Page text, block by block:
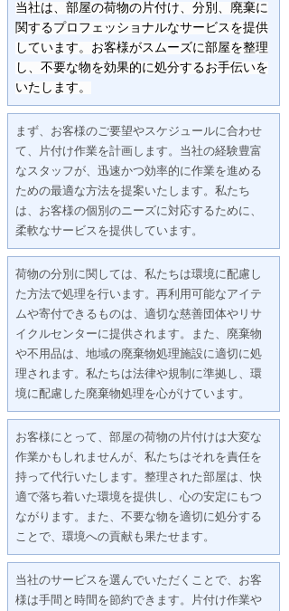
当社は、部屋の荷物の片付け、分別、廃棄に
関するプロフェッショナルなサービスを提供
しています。お客様がスムーズに部屋を整理
し、不要な物を効果的に処分するお手伝いを
いたします。
まず、お客様のご要望やスケジュールに合わせ
て、片付け作業を計画します。当社の経験豊富
なスタッフが、迅速かつ効率的に作業を進める
ための最適な方法を提案いたします。私たち
は、お客様の個別のニーズに対応するために、
柔軟なサービスを提供しています。
荷物の分別に関しては、私たちは環境に配慮し
た方法で処理を行います。再利用可能なアイテ
ムや寄付できるものは、適切な慈善団体やリサ
イクルセンターに提供されます。また、廃棄物
や不用品は、地域の廃棄物処理施設に適切に処
理されます。私たちは法律や規制に準拠し、環
境に配慮した廃棄物処理を心がけています。
お客様にとって、部屋の荷物の片付けは大変な
作業かもしれませんが、私たちはそれを責任を
持って代行いたします。整理された部屋は、快
適で落ち着いた環境を提供し、心の安定にもつ
ながります。また、不要な物を適切に処分する
ことで、環境への貢献も果たせます。
当社のサービスを選んでいただくことで、お客
様は手間と時間を節約できます。片付け作業や